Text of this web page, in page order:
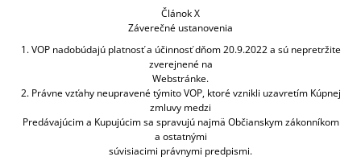
Článok X
Záverečné ustanovenia
1. VOP nadobúdajú platnosť a účinnosť dňom 20.9.2022 a sú nepretržite
zverejnené na
Webstránke.
2. Právne vzťahy neupravené týmito VOP, ktoré vznikli uzavretím Kúpnej
zmluvy medzi
Predávajúcim a Kupujúcim sa spravujú najmä Občianskym zákonníkom
a ostatnými
súvisiacimi právnymi predpismi.